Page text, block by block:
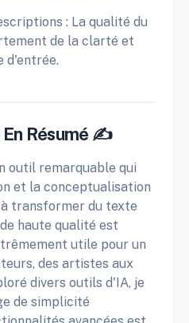
: La qualité du
de la clarté et
d'entrée.
En Résumé ✍️
outil remarquable qui
et la conceptualisation
transformer du texte
haute qualité est
utile pour un
des artistes aux
divers outils d'IA, je
de simplicité